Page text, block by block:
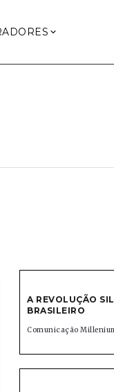
A REVOLUÇÃO
BRASILEIRO
Comunicação